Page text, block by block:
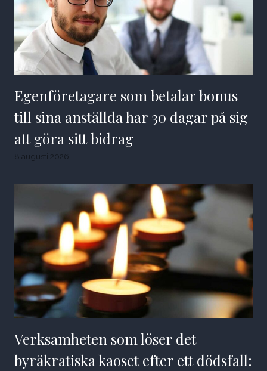
Egenföretagare som betalar bonus
till sina anställda har 30 dagar på sig
att göra sitt bidrag
8 augusti 2026
Verksamheten som löser det
byråkratiska kaoset efter ett dödsfall: